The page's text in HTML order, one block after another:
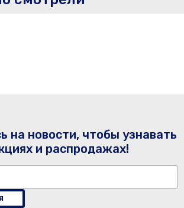
на новости, чтобы узнавать
и распродажах!